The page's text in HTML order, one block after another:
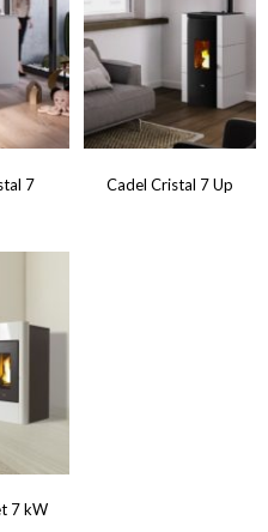
7 Cadel Cristal 7 Up
7 kW